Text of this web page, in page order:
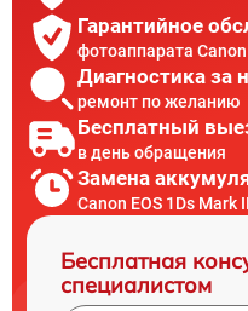
Гарантийное
фотоаппарата
Диагностика за
ремонт по желанию
Бесплатный
в день обращения
Замена
Canon EOS 1Ds Mark
Бесплатная
специалистом